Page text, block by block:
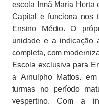
escola Irmã Maria Horta
Capital e funciona nos
Ensino Médio. O
unidade e a indicação
completa, com
Escola exclusiva para
a Arnulpho Mattos,
turmas no período
vespertino. Com a